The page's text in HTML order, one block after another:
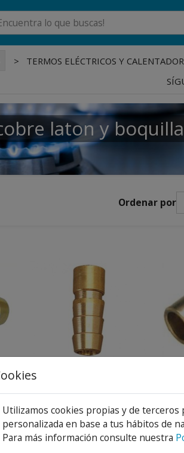
TERMOS ELÉCTRICOS Y
laton y
Ordenar por
HEMBRA
Desde0,62 €1,32 € 53 %
Utilizamos cookies propias y de
personalizada en base a tus hábitos de
Para más información consulte nuestra